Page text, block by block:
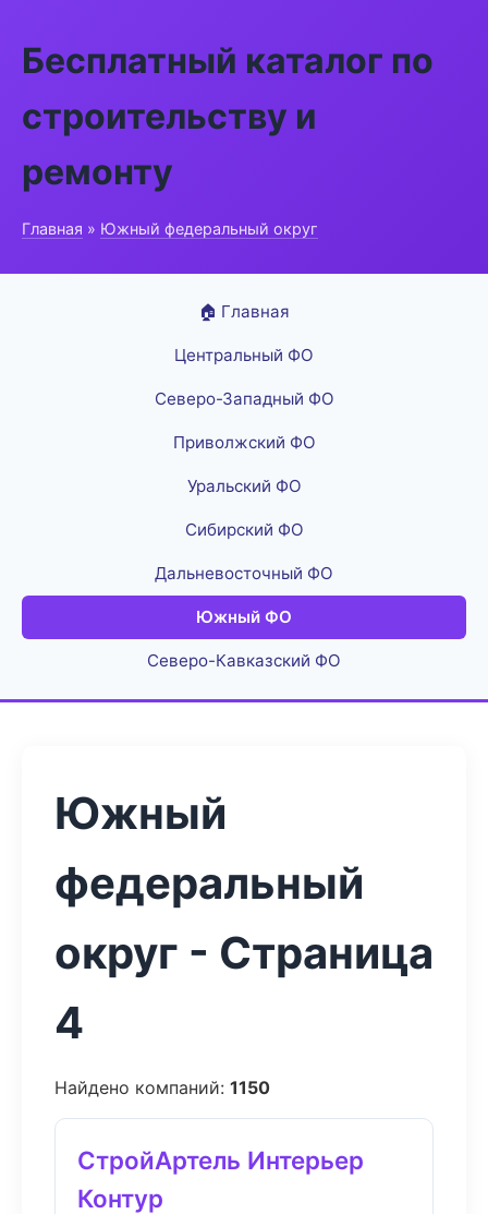
Бесплатный каталог по
строительству и
ремонту
Главная » Южный федеральный округ
🏠 Главная
Центральный ФО
Северо-Западный ФО
Приволжский ФО
Уральский ФО
Сибирский ФО
Дальневосточный ФО
Южный ФО
Северо-Кавказский ФО
Южный
федеральный
округ - Страница
4
Найдено компаний: 1150
СтройАртель Интерьер
Контур